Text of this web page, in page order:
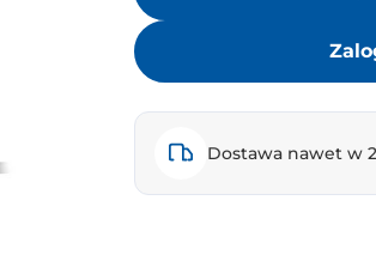
Dostawa nawet w